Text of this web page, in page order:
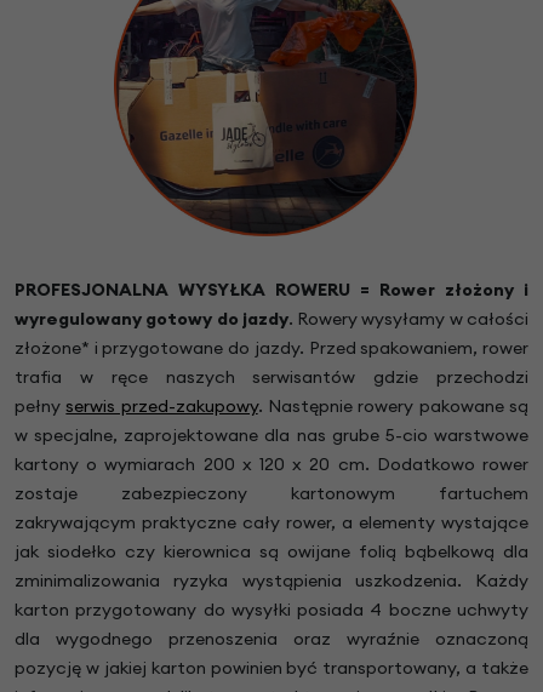
PROFESJONALNA WYSYŁKA ROWERU = Rower złożony i
wyregulowany gotowy do jazdy. Rowery wysyłamy w całości
złożone* i przygotowane do jazdy. Przed spakowaniem, rower
trafia w ręce naszych serwisantów gdzie przechodzi
pełnyserwis przed-zakupowy. Następnie rowery pakowane są
w specjalne, zaprojektowane dla nas grube 5-cio warstwowe
kartony o wymiarach 200 x 120 x 20 cm. Dodatkowo rower
zostaje zabezpieczony kartonowym fartuchem
zakrywającym praktyczne cały rower, a elementy wystające
jak siodełko czy kierownica są owijane folią bąbelkową dla
zminimalizowania ryzyka wystąpienia uszkodzenia. Każdy
karton przygotowany do wysyłki posiada 4 boczne uchwyty
dla wygodnego przenoszenia oraz wyraźnie oznaczoną
pozycję w jakiej karton powinien być transportowany, a także